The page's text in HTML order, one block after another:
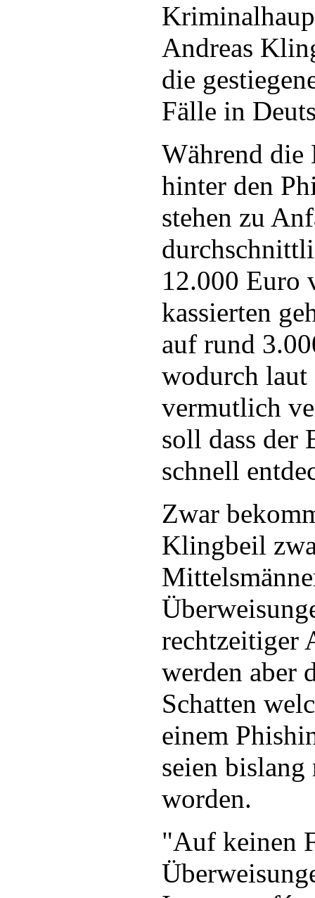
Andreas
die
Fälle in
Während die
hinter den
stehen zu
12.000 Euro
kassierten
auf rund
wodurch
vermutlich
soll dass der
schnell
Zwar
Klingbeil
rechtzeitiger
werden aber
Schatten
einem
seien
worden.
"Auf keinen